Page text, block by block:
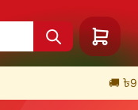
🚚 ৳999+